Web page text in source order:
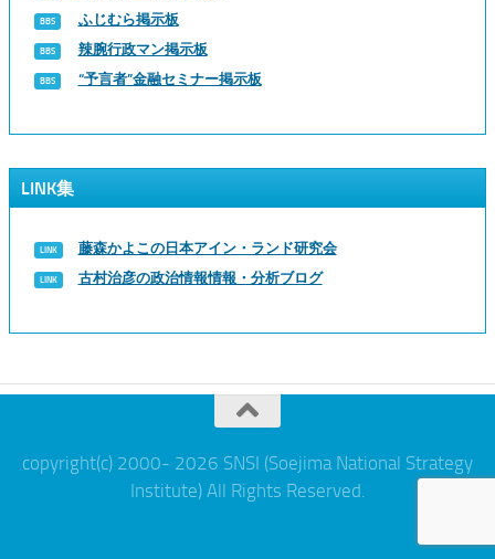
ふじむら掲示板
辣腕行政マン掲示板
“予言者”金融セミナー掲示板
LINK集
藤森かよこの日本アイン・ランド研究会
古村治彦の政治情報情報・分析ブログ
copyright(c) 2000- 2026 SNSI (Soejima National Strategy
Institute) All Rights Reserved.